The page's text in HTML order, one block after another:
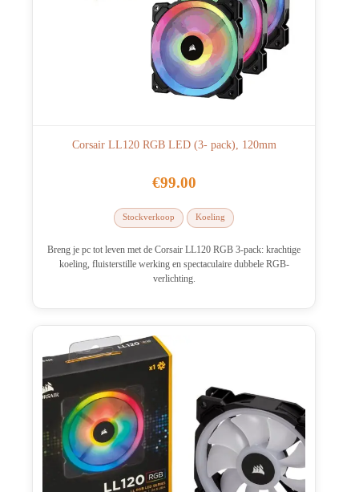
Corsair LL120 RGB LED (3- pack), 120mm
€99.00
Stockverkoop Koeling
Breng je pc tot leven met de Corsair LL120 RGB 3-pack: krachtige
koeling, fluisterstille werking en spectaculaire dubbele RGB-
verlichting.